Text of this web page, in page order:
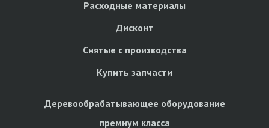
Расходные материалы
Дисконт
Снятые с производства
Купить запчасти
Деревообрабатывающее оборудование
премиум класса